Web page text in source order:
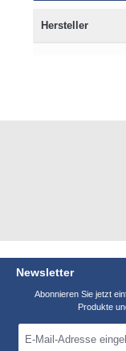
Hersteller
Newsletter
Abonnieren Sie jetzt
Produkte
Mail-